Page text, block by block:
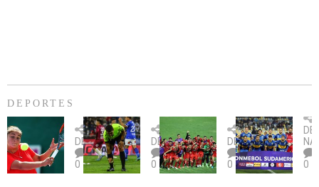
DEPORTES
Billie
Jean
King
Cup:
DEPORTES
0
U.
Católica
fue
citada
DEPORTES
0
Copa
Sudamericana:
U.
La
DEPORTES
0
un
0